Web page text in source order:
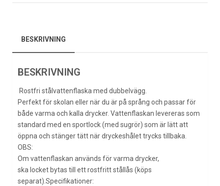
BESKRIVNING
BESKRIVNING
Rostfri stålvattenflaska med dubbelvägg.
Perfekt för skolan eller när du är på språng och passar för
både varma och kalla drycker. Vattenflaskan levereras som
standard med en sportlock (med sugrör) som är lätt att
öppna och stänger tätt när dryckeshålet trycks tillbaka.
OBS:
Om vattenflaskan används för varma drycker,
ska locket bytas till ett rostfritt stållås (köps
separat).Specifikationer: